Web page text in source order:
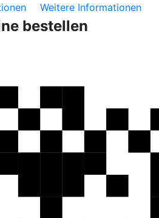
Weitere Informationen
bestellen